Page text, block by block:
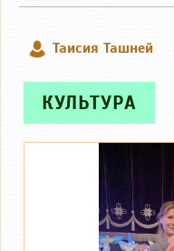
Таисия Ташней
КУЛЬТУРА